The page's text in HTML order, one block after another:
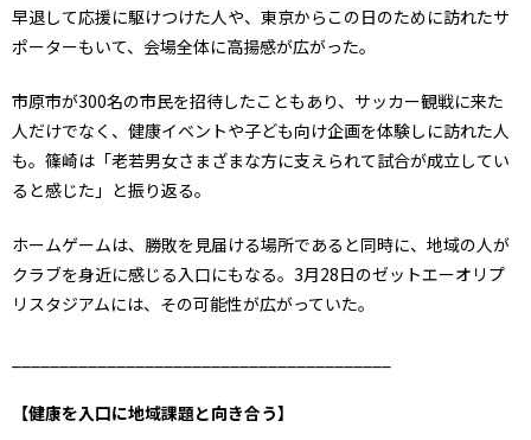
早退して応援に駆けつけた人や、東京からこの日のために訪れたサ
ポーターもいて、会場全体に高揚感が広がった。
市原市が300名の市民を招待したこともあり、サッカー観戦に来た
人だけでなく、健康イベントや子ども向け企画を体験しに訪れた人
も。篠崎は「老若男女さまざまな方に支えられて試合が成立してい
ると感じた」と振り返る。
ホームゲームは、勝敗を見届ける場所であると同時に、地域の人が
クラブを身近に感じる入口にもなる。3月28日のゼットエーオリプ
リスタジアムには、その可能性が広がっていた。
【健康を入口に地域課題と向き合う】